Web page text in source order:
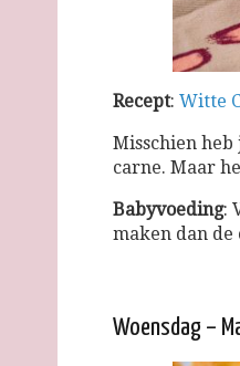
Recept: Witte
Misschien
carne. Maar
Babyvoeding:
maken dan de
Woensdag –